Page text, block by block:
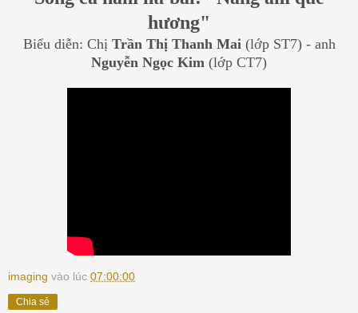
hương"
Biểu diễn: Chị Trần Thị Thanh Mai (lớp ST7) - anh
Nguyễn Ngọc Kim (lớp CT7)
imaging vào lúc 07:00:00
Chia sẻ